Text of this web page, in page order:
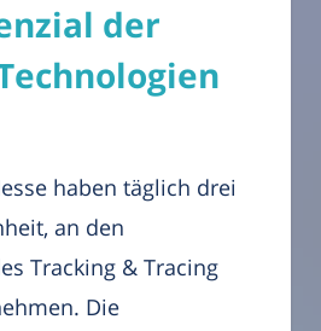
der
haben täglich drei
an den
Tracking & Tracing
Die